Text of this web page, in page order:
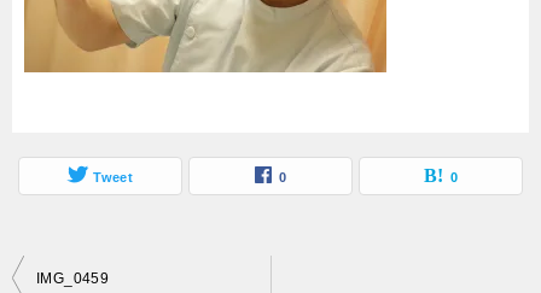
Tweet 0 0
投
IMG_0459